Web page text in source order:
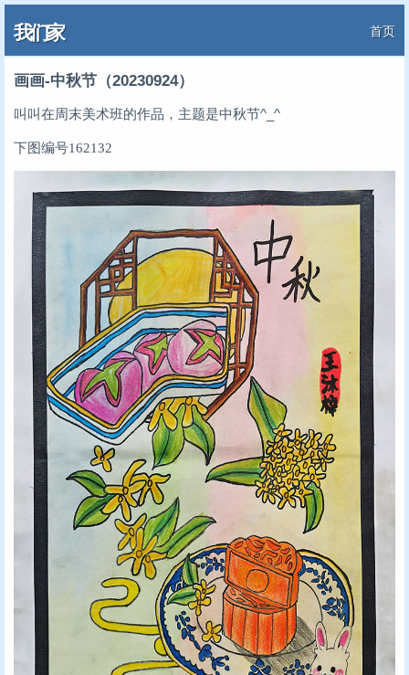
我们家 首页
画画-中秋节（20230924）
叫叫在周末美术班的作品，主题是中秋节^_^
下图编号162132